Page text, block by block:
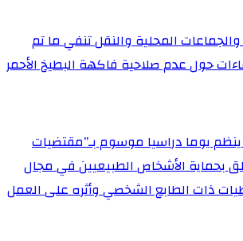
والجماعات المحلية والنقل تنفي ما تم
حول عدم صلاحية فاكهة البطيخ الأحمر
يوما دراسيا موسوم بـ”مقتضيات
بحماية الأشخاص الطبيعيين في مجال
ذات الطابع الشخصي وأثره على العمل